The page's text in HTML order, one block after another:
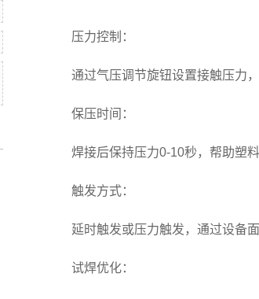
压力控制：
通过气压调节旋钮设置接触压力，
保压时间：
焊接后保持压力0-10秒，帮助塑料
触发方式：
延时触发或压力触发，通过设备面
试焊优化：